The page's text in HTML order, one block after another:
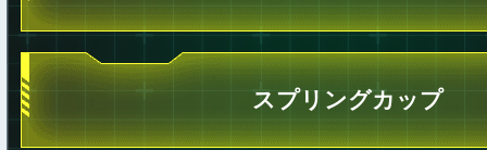
スプリングカップ